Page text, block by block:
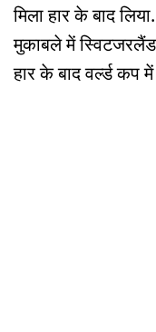
मिला हार के बाद
मुकाबले में स्विटजरलैंड
हार के बाद वर्ल्ड कप